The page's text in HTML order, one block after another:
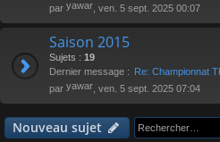
par yawar , ven. 5 sept. 2025 00:07
Saison 2015
Sujets : 19
Dernier message : Re: Championnat
par yawar , ven. 5 sept. 2025 07:04
Nouveau sujet